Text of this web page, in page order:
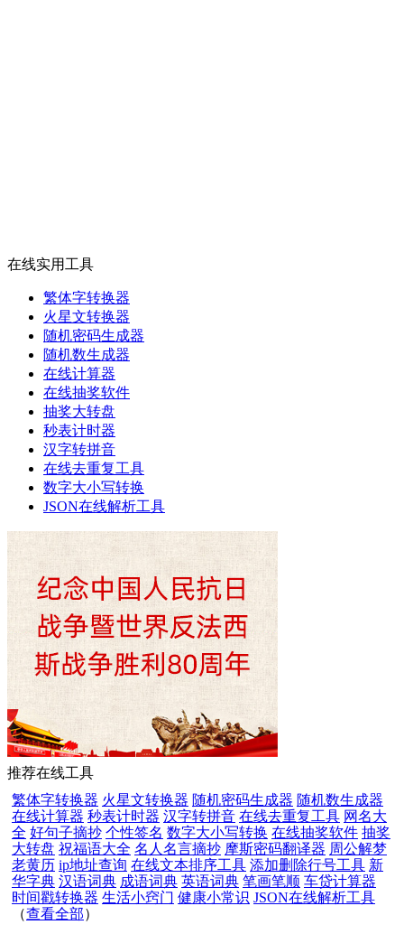
在线实用工具
繁体字转换器
火星文转换器
随机密码生成器
随机数生成器
在线计算器
在线抽奖软件
抽奖大转盘
秒表计时器
汉字转拼音
在线去重复工具
数字大小写转换
JSON在线解析工具
推荐在线工具
繁体字转换器 火星文转换器 随机密码生成器 随机数生成器
在线计算器 秒表计时器 汉字转拼音 在线去重复工具 网名大
全 好句子摘抄 个性签名 数字大小写转换 在线抽奖软件 抽奖
大转盘 祝福语大全 名人名言摘抄 摩斯密码翻译器 周公解梦
老黄历 ip地址查询 在线文本排序工具 添加删除行号工具 新
华字典 汉语词典 成语词典 英语词典 笔画笔顺 车贷计算器
时间戳转换器 生活小窍门 健康小常识 JSON在线解析工具
（查看全部）